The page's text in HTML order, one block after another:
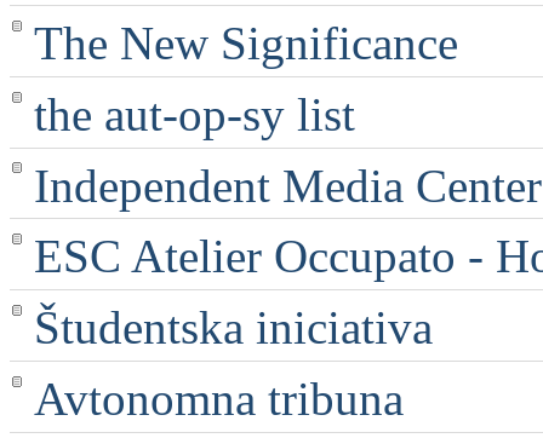
The New Significance
the aut-op-sy list
Independent Media
ESC Atelier Occupato -
Študentska iniciativa
Avtonomna tribuna